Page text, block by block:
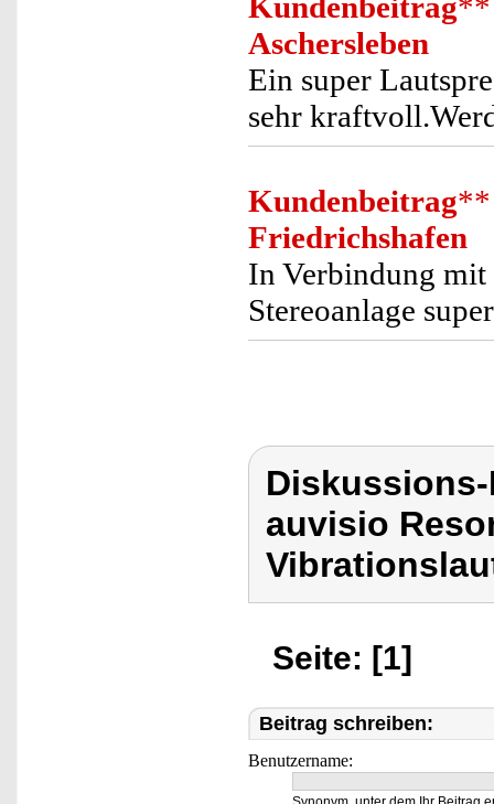
Aschersleben
Ein super
sehr
Kundenbeitrag**
Friedrichshafen
In Verbindung
Stereoanlage
auvisio
Seite: [1]
Beitrag schreiben:
Benutzername: